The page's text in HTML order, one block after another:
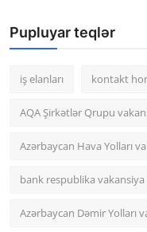
Pupluyar teqlər
iş elanları kontakt
AQA Şirkətlər Qrupu
Azərbaycan Hava Yolları
bank respublika vakansiya
Azərbaycan Dəmir Yolları